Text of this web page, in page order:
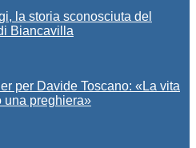
la storia sconosciuta del
Biancavilla
per Davide Toscano: «La vita
una preghiera»